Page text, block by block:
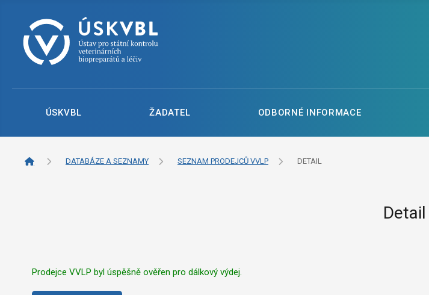
ÚSKVBL ŽADATEL ODBORNÉ INFORMACE
DATABÁZE A SEZNAMY SEZNAM PRODEJCŮ VVLP DETAIL
Detail
Prodejce VVLP byl úspěšně ověřen pro dálkový výdej.